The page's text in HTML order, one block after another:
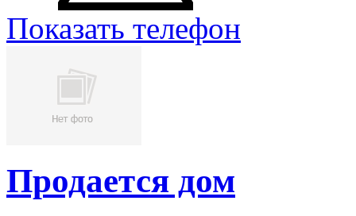
Показать телефон
Продается дом